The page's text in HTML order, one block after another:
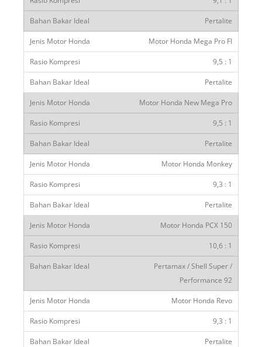
Pertalite
Motor Honda Mega Pro FI
9,5 : 1
Pertalite
Motor Honda New Mega Pro
9,5 : 1
Pertalite
Motor Honda Monkey
9,3 : 1
Pertalite
Motor Honda PCX 150
10,6 : 1
Pertamax / Shell Super /
Performance 92
Motor Honda Revo
9,3 : 1
Pertalite